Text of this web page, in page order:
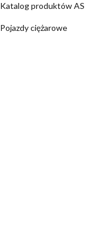
Katalog produktów AS
Pojazdy ciężarowe